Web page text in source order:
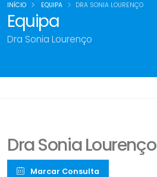
Equipa
Dra Sonia Lourenço
INÍCIO EQUIPA DRA SONIA LOURENÇO
Dra Sonia Lourenço
Marcar Consulta